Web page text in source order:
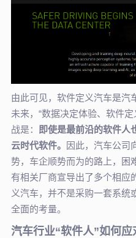
由此可见，软件定义汽车是汽
未来，“数据决定体验、软件
战是：
即使是最前沿的软件人
云时代软件。
因此，汽车公司
势，车企顺势而为的路上，困
有相关厂商宣导出了多个相应
义汽车，并不是采购一套系统
全面的考量。
汽车行业“软件人”如何应